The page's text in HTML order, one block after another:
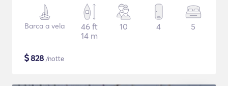
Barca a vela
46 ft
14 m
10 4 5
$828 /notte